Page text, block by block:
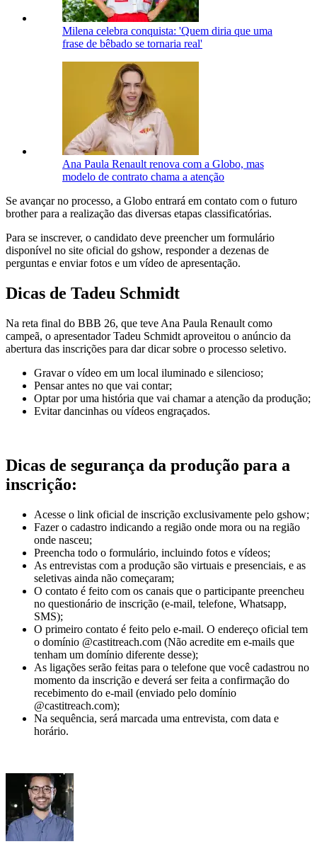
Milena celebra conquista: 'Quem diria que uma
frase de bêbado se tornaria real'
Ana Paula Renault renova com a Globo, mas
modelo de contrato chama a atenção
Se avançar no processo, a Globo entrará em contato com o futuro
brother para a realização das diversas etapas classificatórias.
Para se inscrever, o candidato deve preencher um formulário
disponível no site oficial do gshow, responder a dezenas de
perguntas e enviar fotos e um vídeo de apresentação.
Dicas de Tadeu Schmidt
Na reta final do BBB 26, que teve Ana Paula Renault como
campeã, o apresentador Tadeu Schmidt aproveitou o anúncio da
abertura das inscrições para dar dicar sobre o processo seletivo.
Gravar o vídeo em um local iluminado e silencioso;
Pensar antes no que vai contar;
Optar por uma história que vai chamar a atenção da produção;
Evitar dancinhas ou vídeos engraçados.
Dicas de segurança da produção para a
inscrição:
Acesse o link oficial de inscrição exclusivamente pelo gshow;
Fazer o cadastro indicando a região onde mora ou na região
onde nasceu;
Preencha todo o formulário, incluindo fotos e vídeos;
As entrevistas com a produção são virtuais e presenciais, e as
seletivas ainda não começaram;
O contato é feito com os canais que o participante preencheu
no questionário de inscrição (e-mail, telefone, Whatsapp,
SMS);
O primeiro contato é feito pelo e-mail. O endereço oficial tem
o domínio @castitreach.com (Não acredite em e-mails que
tenham um domínio diferente desse);
As ligações serão feitas para o telefone que você cadastrou no
momento da inscrição e deverá ser feita a confirmação do
recebimento do e-mail (enviado pelo domínio
@castitreach.com);
Na sequência, será marcada uma entrevista, com data e
horário.